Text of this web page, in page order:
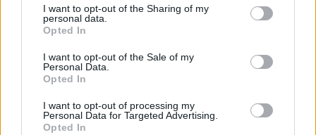
I want to opt-out of the Sharing of my
personal data.
Opted In
I want to opt-out of the Sale of my
Personal Data.
Opted In
I want to opt-out of processing my
Personal Data for Targeted Advertising.
Opted In
„Szinte bárhol voltam állásinterjún, mikor megtudták, hogy levelező
tagozatos hallgató vagyok, egyből húzni kezdték a szájukat” –
számolt be tapasztalatairól az Eduline-nak egy egyetemista. Példája
hasonló nehézségekről.
Campus life
Kovács Dóri
Eltörölnék a 45 perces iskola-előkészítőt, újra az